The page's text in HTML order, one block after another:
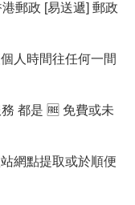
郵政 [易送遞] 郵政
都是 🆓 免費或未